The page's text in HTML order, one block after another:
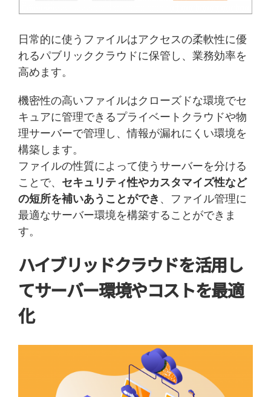
日常的に使うファイルはアクセスの柔軟性に優
れるパブリッククラウドに保管し、業務効率を
高めます。
機密性の高いファイルはクローズドな環境でセ
キュアに管理できるプライベートクラウドや物
理サーバーで管理し、情報が漏れにくい環境を
構築します。
ファイルの性質によって使うサーバーを分ける
ことで、 セキュリティ性やカスタマイズ性など
の短所を補いあうことができ 、ファイル管理に
最適なサーバー環境を構築することができま
す。
ハイブリッドクラウドを活用し
てサーバー環境やコストを最適
化